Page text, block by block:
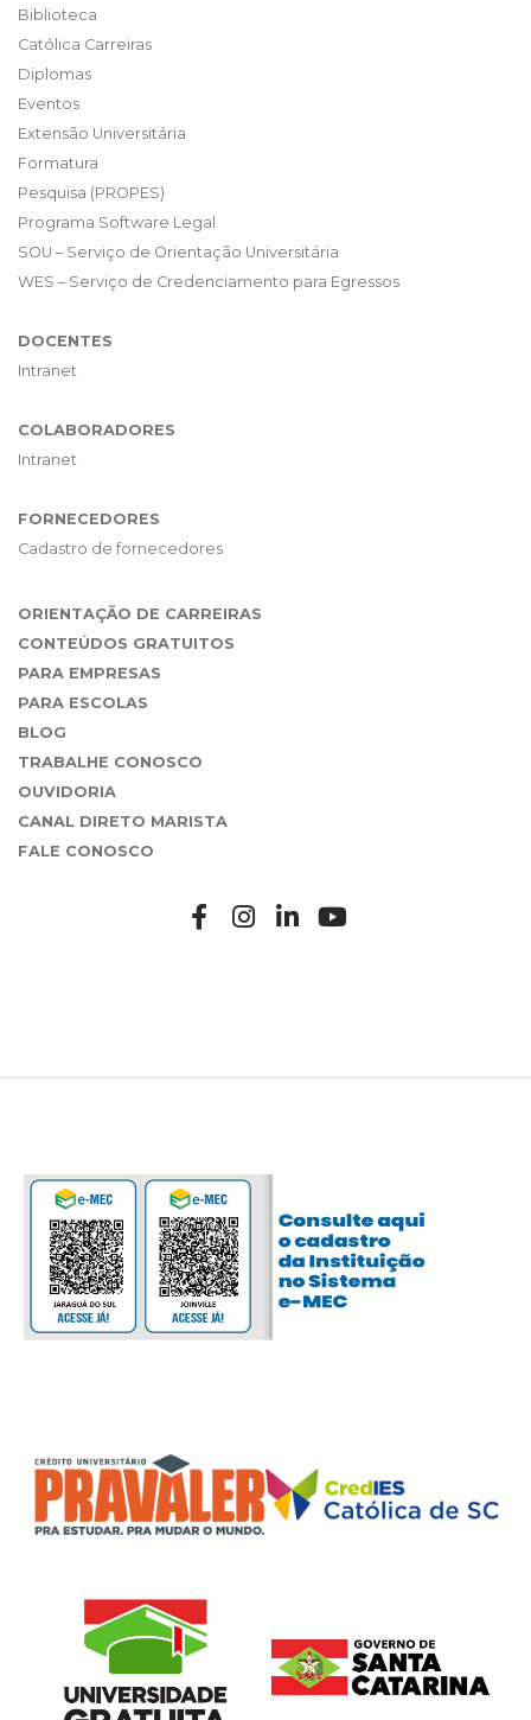
Biblioteca
Católica Carreiras
Diplomas
Eventos
Extensão Universitária
Formatura
Pesquisa (PROPES)
Programa Software Legal
SOU – Serviço de Orientação Universitária
WES – Serviço de Credenciamento para Egressos
DOCENTES
Intranet
COLABORADORES
Intranet
FORNECEDORES
Cadastro de fornecedores
ORIENTAÇÃO DE CARREIRAS
CONTEÚDOS GRATUITOS
PARA EMPRESAS
PARA ESCOLAS
BLOG
TRABALHE CONOSCO
OUVIDORIA
CANAL DIRETO MARISTA
FALE CONOSCO